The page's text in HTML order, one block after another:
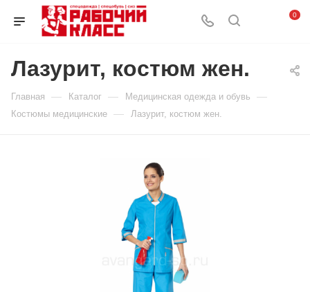
0
Лазурит, костюм жен.
Главная — Каталог — Медицинская одежда и обувь —
Костюмы медицинские — Лазурит, костюм жен.